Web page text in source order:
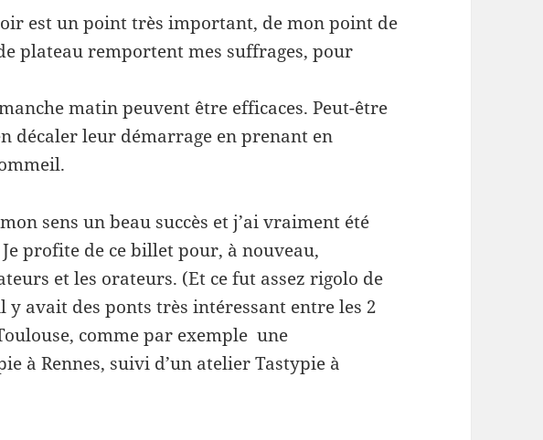
est un point très important, de mon point de
plateau remportent mes suffrages, pour
matin peuvent être efficaces. Peut-être
décaler leur démarrage en prenant en
sens un beau succès et j’ai vraiment été
profite de ce billet pour, à nouveau,
et les orateurs. (Et ce fut assez rigolo de
y avait des ponts très intéressant entre les 2
comme par exemple une
à Rennes, suivi d’un atelier Tastypie à